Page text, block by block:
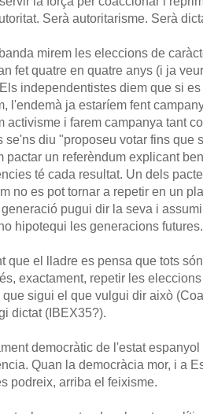
Serà autoritarisme. Serà
mirem les eleccions de
fet quatre en quatre anys (i ja
independentistes diem que si
l'endemà ja estaríem fent
activisme i farem campanya tant
se'ns diu "proposeu votar fins que
pactar un referèndum explicant
té cada resultat. Un dels
no es pot tornar a repetir en un
pugui dir la seva i
hipotequi les generacions futures.
que el lladre es pensa que tots
exactament, repetir les
que sigui el que vulgui dir això
dictat (IBEX35?).
democràtic de l'estat
Quan la democràcia mor, i a
podreix, arriba el feixisme.